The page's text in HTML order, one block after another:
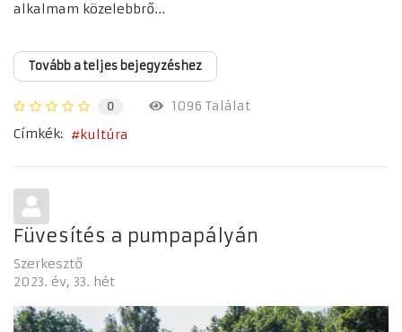
alkalmam közelebbrő...
Tovább a teljes bejegyzéshez
0
1096 Találat
Címkék:
kultúra
Füvesítés a pumpapályán
Szerkesztő
2023. év 33. hét